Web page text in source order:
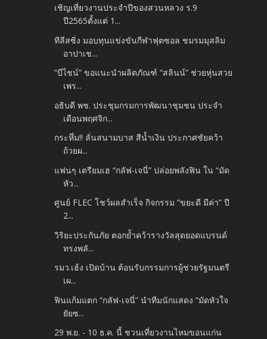
เชิญเที่ยวงานประจำปีของสวนหลวง ร.9
ปี2565ตั้งแต่ 1...
ทีลีสซิ่ง มอบทุนแข่งขันกีฬาฟุตซอล ชมรมมุสลิม
อาปาเช...
“บีไชน์” ขอแนะนำผลิตภัณฑ์ “สลินน์” ช่วยหุ่นสวย
เพร...
อธิบดี พช. ประชุมกรมการพัฒนาชุมชน ประจำ
เดือนพฤศจิก...
กระหึ่ม!! ลั่นสนามบาส สีน้ำเงิน ประกาศชัยคว้า
ถ้วยผ...
แฟนๆ เตรียมเฮ “กลัฟ-เจนี่” ปล่อยพลังฟิน ใน “มัด
หัว...
ศูนย์ FLEC โชว์ผลสำเร็จ กิจกรรม “ขยะดี มีค่า” ปี
2...
วิริยะประกันภัย ตอกย้ำคว้ารางวัลสุดยอดแบรนด์
ทรงพลั...
รมว.เฮ้ง เปิดบ้าน ต้อนรับกรรมการผู้ช่วยรัฐมนตรี
เผ...
ฟินแก้มแตก “กลัฟ-เจนี่” นำทีมนักแสดง “มัดหัวใจ
ยัยซ...
29 พ.ย. - 10 ธ.ค. นี้ ชวนเที่ยวงานไหมขอนแก่น